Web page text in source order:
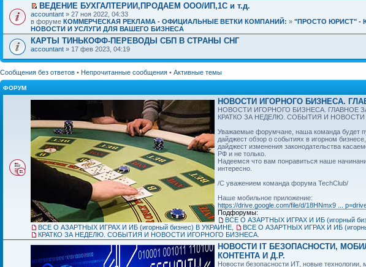
ВЕДЕНИЕ БУХГАЛТЕРИИ,ПРОДАЕМ ООО/ИП,1C и т.д.
accountant » 27 ноя 2022, 04:33
в форуме КОММЕРЧЕСКАЯ РЕКЛАМА - ОФИЦИАЛЬНЫЕ ВЕТКИ КОМПАНИЙ: » "ПРОСТО ЮРИСТ" -
НОВОСТИ И УСЛУГИ ДЛЯ ВАШЕГО БИЗНЕСА
КАРТЫ ТИНЬКОФФ-ПЕРЕВОДЫ СБП В СТРАНЫ СНГ
accountant » 17 фев 2023, 04:19
Сообщения без ответов • Непрочитанные сообщения • Активные темы
ФОРУМ
НОВОСТИ ИГОРНОГО БИЗНЕСА.
НОВОСТИ ИГОРНОГО БИЗНЕСА. ГЛАВНОЕ
КРАТКО ЗА НЕДЕЛЮ. СОБЫТИЯ И НОВОСТИ
Уважаемые форумчане, наша команда будет
дайджест обзор о событиях в игорном бизнесе,
дайджест изменения законодательства
РФ и не только.
Надеемся что вам понравиться наше
интересно.
/С уважением команда форума TechClub/
Наше мобильное приложение:
https://drive.google.com/file/d/18HNmx9 ...
Подфорумы:
ВСЕ О АЗАРТНЫХ ИГРАХ И ИБ (игорный
ВСЕ О АЗАРТНЫХ ИГРАХ И ИБ (игорный бизнес) В УКРАИНЕ
ВСЕ О АЗАРТНЫХ ИГРАХ И ИБ
КРАТКО ЗА НЕДЕЛЮ. СОБЫТИЯ И НОВОСТИ ИГОРНОГО БИЗНЕСА.
НОВОСТИ IT БЕЗОПАСНОСТИ,
КОНТЕНТА И Д.Р.
Новости безопасности ИТ, новые технологии,